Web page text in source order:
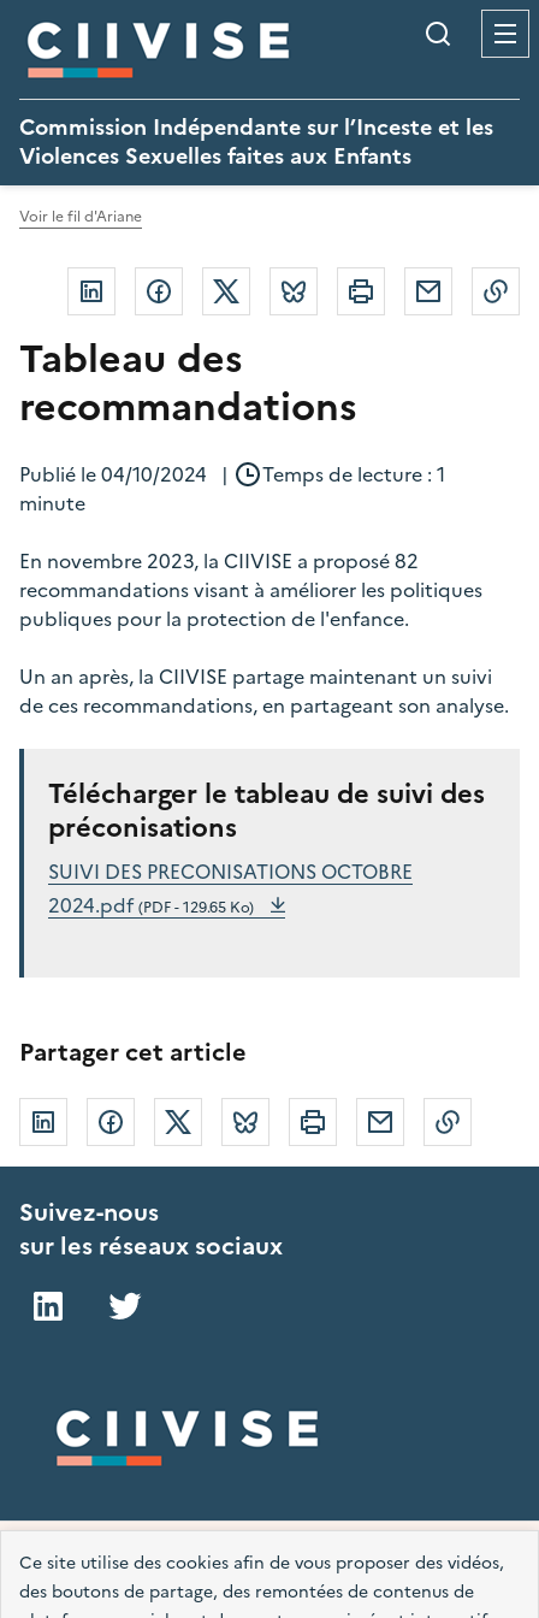
Ce site utilise des cookies afin de vous proposer des vidéos,
des boutons de partage, des remontées de contenus de
Commission Indépendante sur l’Inceste et les
Violences Sexuelles faites aux Enfants
Voir le fil d'Ariane
Linkedin FacebookTwitter Bluesky Imprimer Courriel
Tableau des
recommandations
Publié le04/10/2024 |
Temps de lecture : 1
minute
En novembre 2023, la CIIVISE a proposé 82
recommandations visant à améliorer les politiques
publiques pour la protection de l'enfance.
Un an après, la CIIVISE partage maintenant un suivi
de ces recommandations, en partageant son analyse.
Télécharger le tableau de suivi des
préconisations
SUIVI DES PRECONISATIONS OCTOBRE
2024.pdf(PDF - 129.65 Ko)
Partager cet article
Linkedin FacebookTwitter Bluesky Imprimer Courriel
Suivez-nous
sur les réseaux sociaux
LinkedIn
Plan du site Mentions légales
Accessibilité : partiellement conforme
Données personnelles
Nous contacter Gestion des cookies